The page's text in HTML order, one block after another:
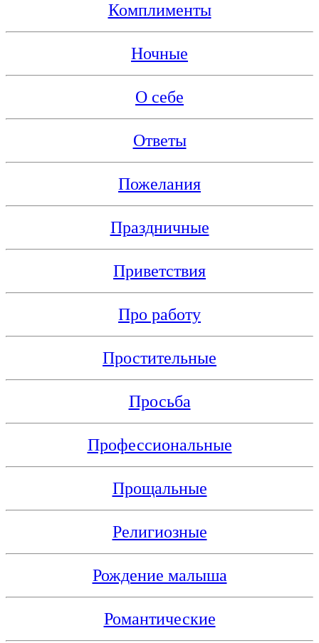
Комплименты
Ночные
О себе
Ответы
Пожелания
Праздничные
Приветствия
Про работу
Простительные
Просьба
Профессиональные
Прощальные
Религиозные
Рождение малыша
Романтические